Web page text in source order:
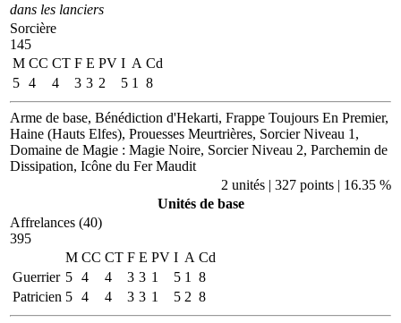
dans les lanciers
Sorcière
145
M CC CT F E PV I A Cd
5 4 4 3 3 2 5 1 8
Arme de base, Bénédiction d'Hekarti, Frappe Toujours En Premier,
Haine (Hauts Elfes), Prouesses Meurtrières, Sorcier Niveau 1,
Domaine de Magie : Magie Noire, Sorcier Niveau 2, Parchemin de
Dissipation, Icône du Fer Maudit
2 unités | 327 points | 16.35 %
Unités de base
Affrelances (40)
395
M CC CT F E PV I A Cd
Guerrier 5 4 4 3 3 1 5 1
8
Patricien 5 4 4 3 3 1 5 2 8